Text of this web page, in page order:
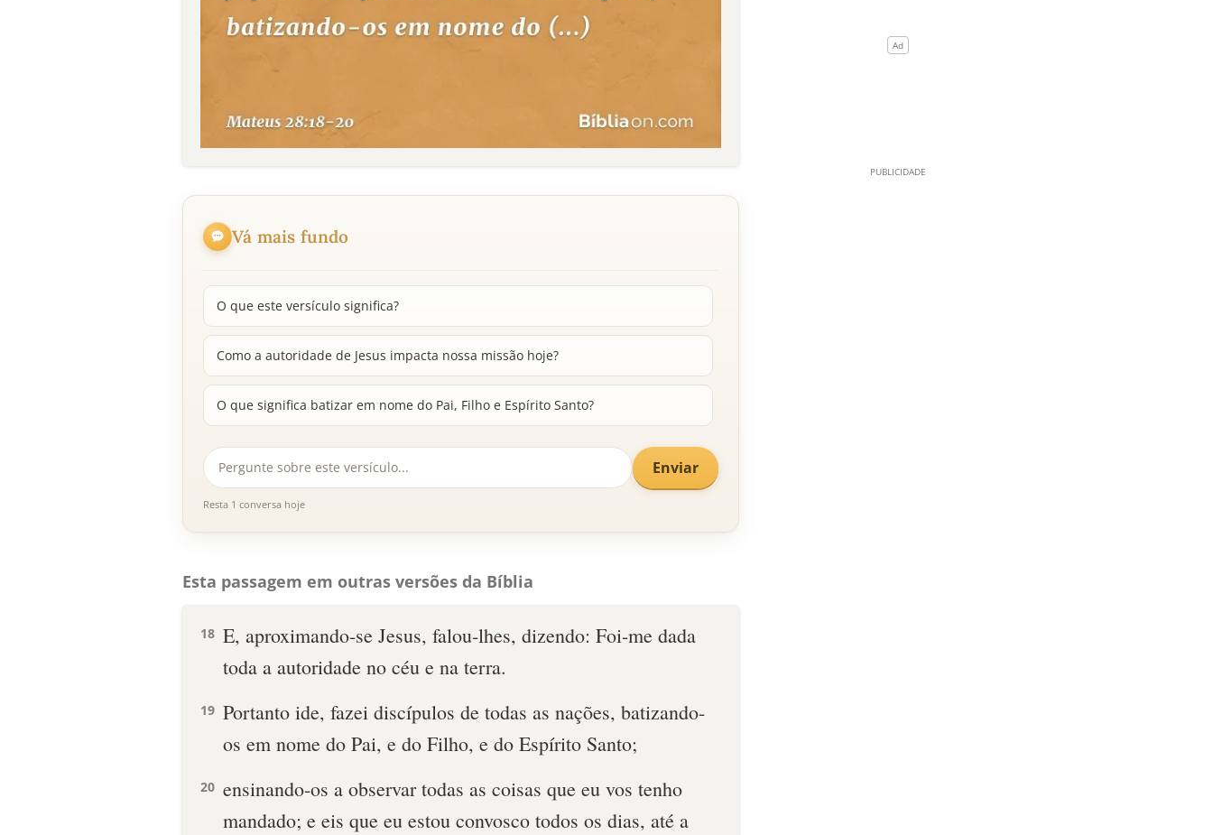
Vá mais fundo
O que este versículo significa?
Como a autoridade de Jesus impacta nossa missão hoje?
O que significa batizar em nome do Pai, Filho e Espírito Santo?
Enviar
Resta 1 conversa hoje
Esta passagem em outras versões da Bíblia
18 E, aproximando-se Jesus, falou-lhes, dizendo: Foi-me dada
toda a autoridade no céu e na terra.
19 Portanto ide, fazei discípulos de todas as nações, batizando-
os em nome do Pai, e do Filho, e do Espírito Santo;
20 ensinando-os a observar todas as coisas que eu vos tenho
mandado; e eis que eu estou convosco todos os dias, até a